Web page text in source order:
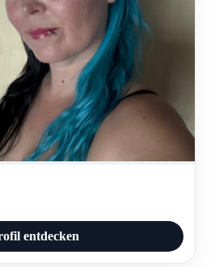
entdecken